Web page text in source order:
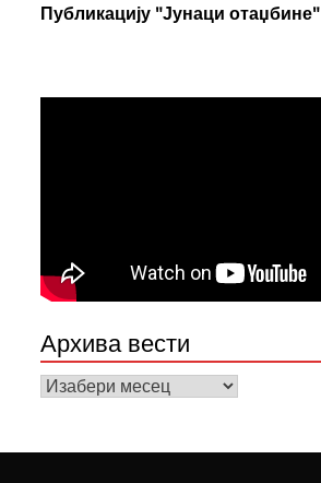
Публикацију "Јунаци отаџбине"
Архива вести
Архива